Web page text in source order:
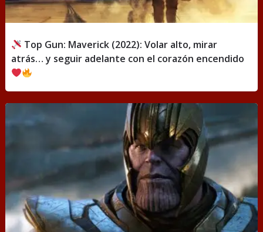
Top Gun: Maverick (2022): Volar alto, mirar
atrás… y seguir adelante con el corazón encendido